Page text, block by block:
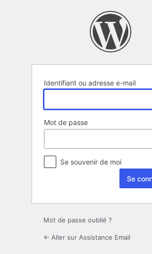
Identifiant ou adresse e-mail
Mot de passe
Se souvenir de moi
Mot de passe oublié ?
← Aller sur Assistance Email